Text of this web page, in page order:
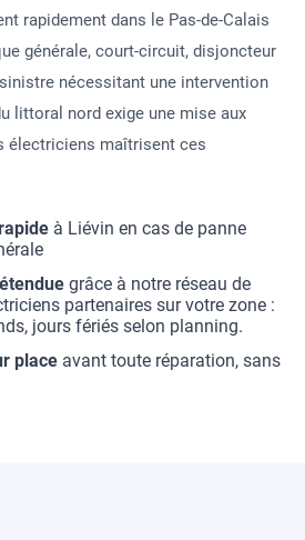
rapidement dans le Pas-de-Calais
générale, court-circuit, disjoncteur
nécessitant une intervention
littoral nord exige une mise aux
électriciens maîtrisent ces
à Liévin en cas de panne
grâce à notre réseau de
partenaires sur votre zone :
jours fériés selon planning.
place avant toute réparation, sans